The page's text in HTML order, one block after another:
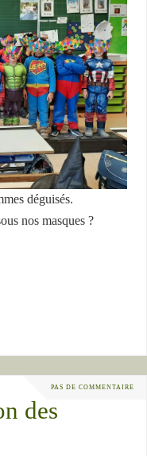
déguisés.
nos masques ?
PAS DE COMMENTAIRE
des